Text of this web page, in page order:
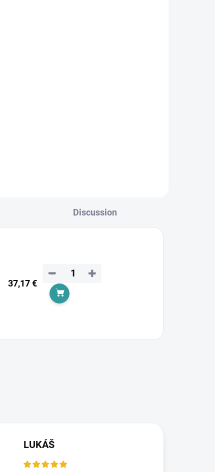
Discussion
37,17 €
+
−
Add to cart
LUKÁŠ